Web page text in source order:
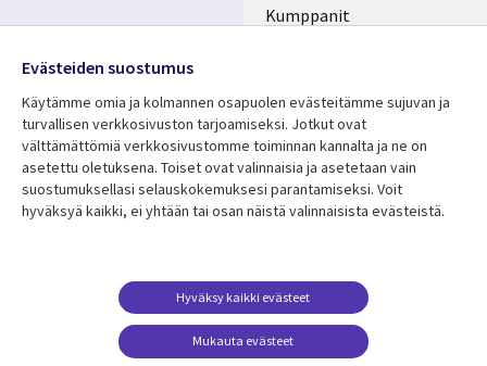
Kumppanit
Resurssikeskus
Library
FINLAND
Asiakastarinat
Lisätietoa
Legal
Tietosuoja
Käyttöehdot
Yhteystiedot
Evästeasetuksesi
Media
FINLAND
Evästeiden suostumus
Käytämme omia ja kolmannen osapuolen evästeitämme sujuvan ja
turvallisen verkkosivuston tarjoamiseksi. Jotkut ovat
välttämättömiä verkkosivustomme toiminnan kannalta ja ne on
asetettu oletuksena. Toiset ovat valinnaisia ​​ja asetetaan vain
suostumuksellasi selauskokemuksesi parantamiseksi. Voit
hyväksyä kaikki, ei yhtään tai osan näistä valinnaisista evästeistä.
Mukauta evästeet
Hyväksy kaikki evästeet